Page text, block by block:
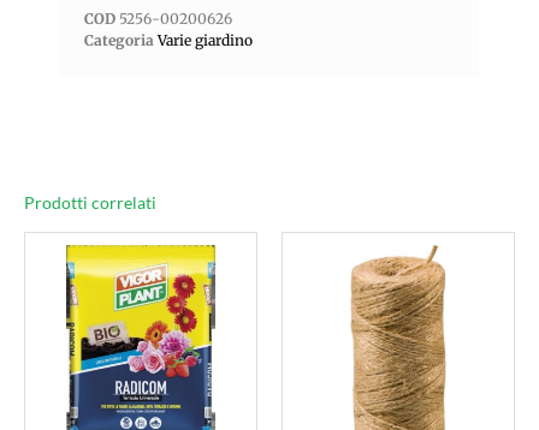
COD 5256-00200626
Categoria Varie giardino
Prodotti correlati